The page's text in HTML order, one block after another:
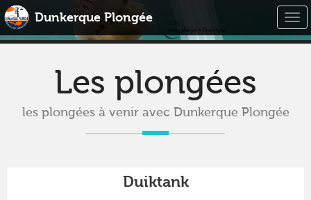
Dunkerque Plongée
Les plongées
les plongées à venir avec Dunkerque Plongée
Duiktank